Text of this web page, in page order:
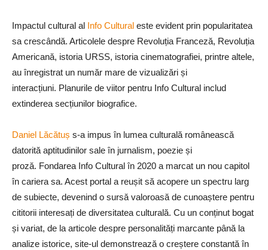
Impactul cultural al Info Cultural este evident prin popularitatea
sa crescândă. Articolele despre Revoluția Franceză, Revoluția
Americană, istoria URSS, istoria cinematografiei, printre altele,
au înregistrat un număr mare de vizualizări și
interacțiuni. Planurile de viitor pentru Info Cultural includ
extinderea secțiunilor biografice.
Daniel Lăcătuș s-a impus în lumea culturală românească
datorită aptitudinilor sale în jurnalism, poezie și
proză. Fondarea Info Cultural în 2020 a marcat un nou capitol
în cariera sa. Acest portal a reușit să acopere un spectru larg
de subiecte, devenind o sursă valoroasă de cunoaștere pentru
cititorii interesați de diversitatea culturală. Cu un conținut bogat
și variat, de la articole despre personalități marcante până la
analize istorice, site-ul demonstrează o creștere constantă în